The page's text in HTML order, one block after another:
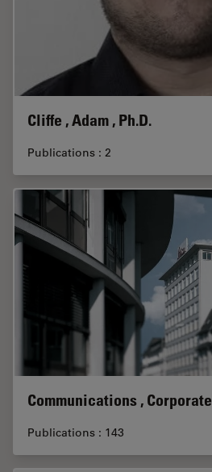
Cliffe , Adam , Ph.D.
Publications : 2
Communications , Corporate
Publications : 143